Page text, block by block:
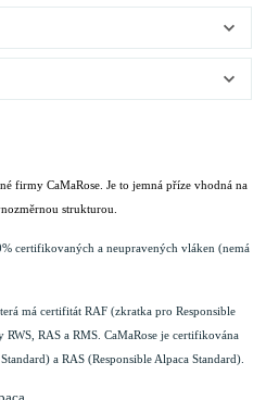
firmy CaMaRose. Je to jemná příze vhodná na
strukturou.
certifikovaných a neupravených vláken (nemá
má certifitát RAF (zkratka pro Responsible
RAS a RMS. CaMaRose je certifikována
a RAS (Responsible Alpaca Standard).